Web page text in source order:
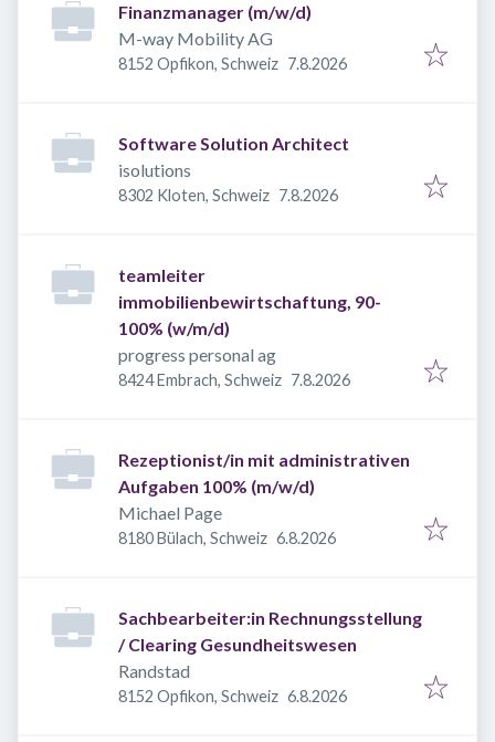
Finanzmanager (m/w/d)
M-way Mobility AG
8152 Opfikon, Schweiz Veröffentlicht
7.8.2026
Software Solution Architect
isolutions
8302 Kloten, Schweiz Veröffentlicht
7.8.2026
teamleiter
immobilienbewirtschaftung, 90-
100% (w/m/d)
progress personal ag
8424 Embrach, Schweiz Veröffentlicht
7.8.2026
Rezeptionist/in mit administrativen
Aufgaben 100% (m/w/d)
Michael Page
8180 Bülach, Schweiz Veröffentlicht
6.8.2026
Sachbearbeiter:in Rechnungsstellung
/ Clearing Gesundheitswesen
Randstad
8152 Opfikon, Schweiz Veröffentlicht
6.8.2026